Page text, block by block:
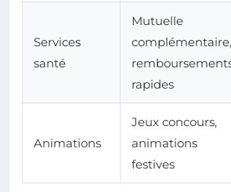
Services
santé
Mutuelle
complémentaire,
rapides
Animations
Jeux concours,
animations
festives